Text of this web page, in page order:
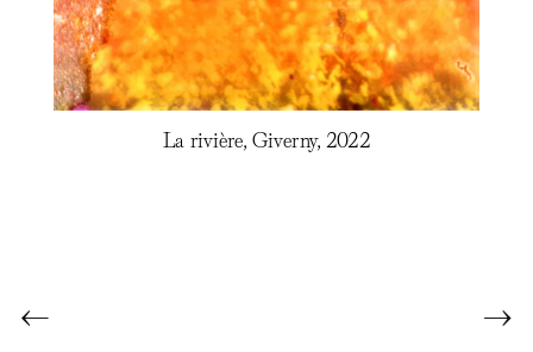
←
La rivière, Giverny, 2022
→